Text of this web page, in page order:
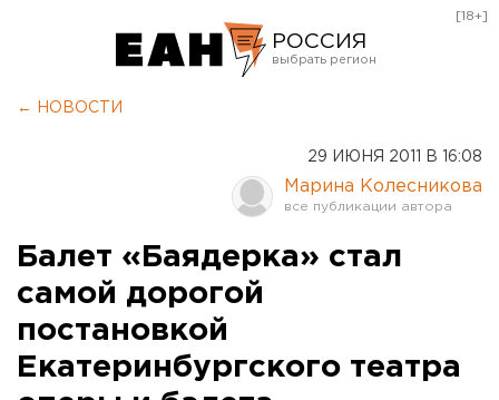
РОССИЯ
Оренбург
[18+]
← НОВОСТИ
29 ИЮНЯ 2011 В 16:08
Марина Колесникова
Балет «Баядерка» стал
самой дорогой
постановкой
Екатеринбургского театра